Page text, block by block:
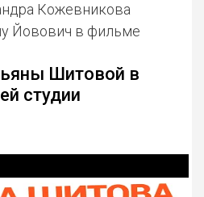
Кожевникова
Йовович в фильме
Шитовой в
студии